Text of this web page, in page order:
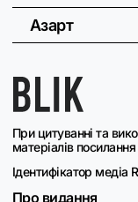
При цитуванні та
матеріалів
Ідентифікатор медіа
Про видання
Азарт